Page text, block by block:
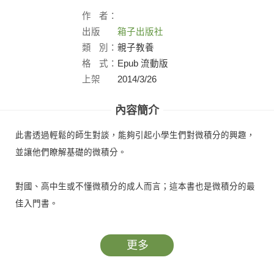
作
者：
出版
社：
箱子出版社
類
別： 親子教養
格
式： Epub 流動版
上架
2014/3/26
內容簡介
此書透過輕鬆的師生對談，能夠引起小學生們對微積分的興趣，
並讓他們瞭解基礎的微積分。
對國、高中生或不懂微積分的成人而言；這本書也是微積分的最
佳入門書。
更多